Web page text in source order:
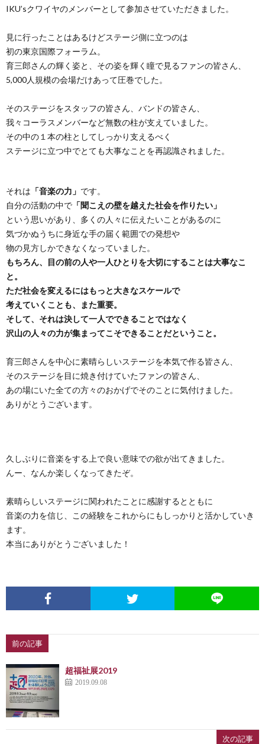
IKU’sクワイヤのメンバーとして参加させていただきました。
見に行ったことはあるけどステージ側に立つのは
初の東京国際フォーラム。
育三郎さんの輝く姿と、その姿を輝く瞳で見るファンの皆さん、
5,000人規模の会場だけあって圧巻でした。
そのステージをスタッフの皆さん、バンドの皆さん、
我々コーラスメンバーなど無数の柱が支えていました。
その中の１本の柱としてしっかり支えるべく
ステージに立つ中でとても大事なことを再認識されました。
それは 「音楽の力」 です。
自分の活動の中で 「聞こえの壁を越えた社会を作りたい」
という思いがあり、多くの人々に伝えたいことがあるのに
気づかぬうちに身近な手の届く範囲での発想や
物の見方しかできなくなっていました。
もちろん、目の前の人や一人ひとりを大切にすることは大事なこ
と。
ただ社会を変えるにはもっと大きなスケールで
考えていくことも、また重要。
そして、それは決して一人でできることではなく
沢山の人々の力が集まってこそできることだということ。
育三郎さんを中心に素晴らしいステージを本気で作る皆さん、
そのステージを目に焼き付けていたファンの皆さん、
あの場にいた全ての方々のおかげでそのことに気付けました。
ありがとうございます。
久しぶりに音楽をする上で良い意味での欲が出てきました。
んー、なんか楽しくなってきたぞ。
素晴らしいステージに関われたことに感謝するとともに
音楽の力を信じ、この経験をこれからにもしっかりと活かしていき
ます。
本当にありがとうございました！
前の記事
超福祉展2019
2019.09.08
次の記事